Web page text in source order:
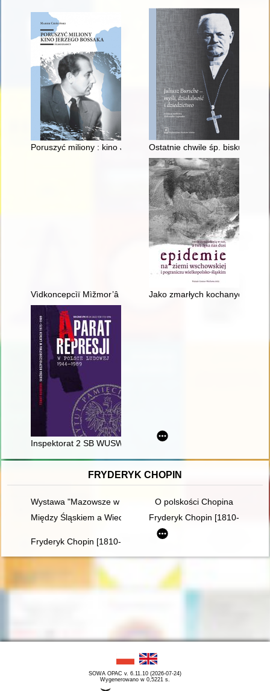
Poruszyć miliony : kino Jerzego BossakaOstatnie chwile śp. biskupa
Vìdkoncepcìï Mìžmor’â do Lûblìnsʹkogo trikutnika : proektì
Jako zmarłych kochanych
Inspektorat 2 SB WUSW w Nowym Sączu (1985-1988)
FRYDERYK CHOPIN
Wystawa "Mazowsze w czasach Chopina" - połączenie
O polskości Chopina
Między Śląskiem a Wiedniem. Księga jubileuszowa z okazji
Fryderyk Chopin [1810-1949]
Fryderyk Chopin [1810-1849]
SOWA OPAC v. 6.11.10 (2026-07-24)
Wygenerowano w 0,5221 s.